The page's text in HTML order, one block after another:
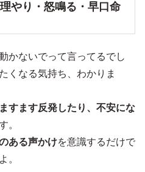
やり・怒鳴る・早口命
かないでって言ってるでし
くなる気持ち、わかりま
すます反発したり、不安にな
。
ある声かけを意識するだけで
。